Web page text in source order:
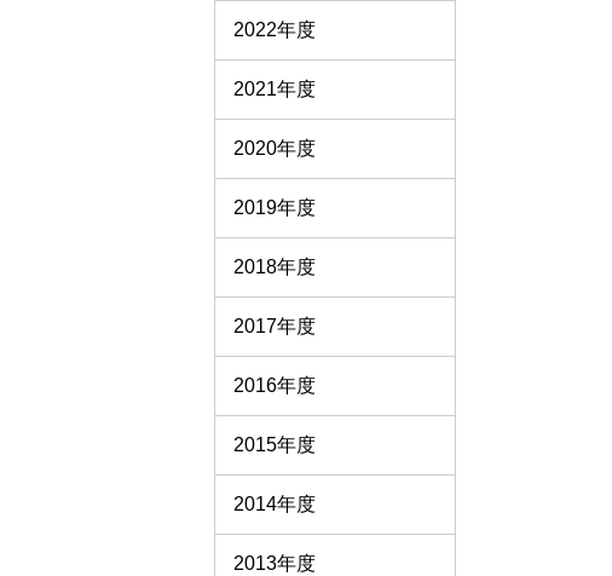
2022年度
2021年度
2020年度
2019年度
2018年度
2017年度
2016年度
2015年度
2014年度
2013年度